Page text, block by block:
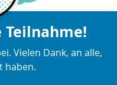
Vielen Dank, an alle,
haben.